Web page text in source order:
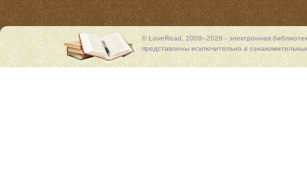
© LoveRead, 2009–2026 - электронная
представлены исключительно в